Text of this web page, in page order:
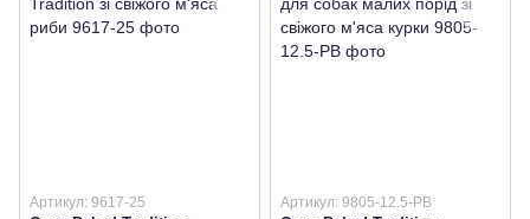
Артикул: 9617-25 Артикул: 9805-12.5-PB